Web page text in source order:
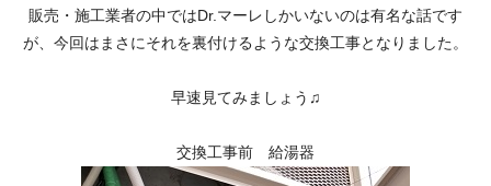
販売・施工業者の中ではDr.マーレしかいないのは有名な話です
が、今回はまさにそれを裏付けるような交換工事となりました。
早速見てみましょう♫
交換工事前 給湯器